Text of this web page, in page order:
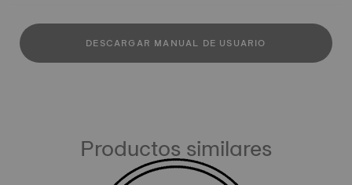
DESCARGAR MANUAL DE USUARIO
Productos similares